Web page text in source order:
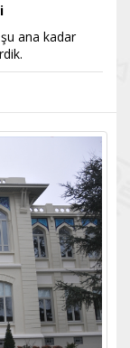
ana kadar